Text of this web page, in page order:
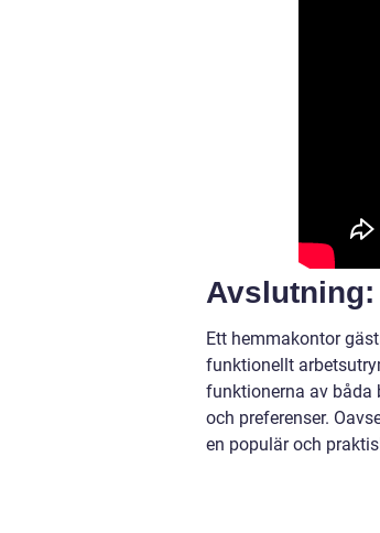
Avslutning:
Ett hemmakontor
funktionellt
funktionerna av båda
och preferenser.
en populär och